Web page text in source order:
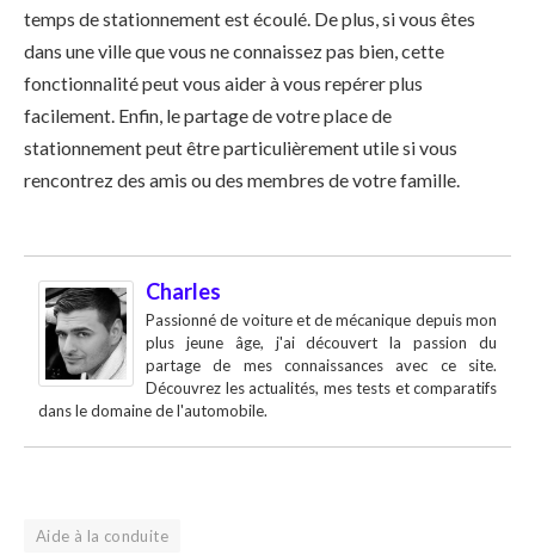
temps de stationnement est écoulé. De plus, si vous êtes
dans une ville que vous ne connaissez pas bien, cette
fonctionnalité peut vous aider à vous repérer plus
facilement. Enfin, le partage de votre place de
stationnement peut être particulièrement utile si vous
rencontrez des amis ou des membres de votre famille.
Charles
Passionné de voiture et de mécanique depuis mon
plus jeune âge, j'ai découvert la passion du
partage de mes connaissances avec ce site.
Découvrez les actualités, mes tests et comparatifs
dans le domaine de l'automobile.
Aide à la conduite